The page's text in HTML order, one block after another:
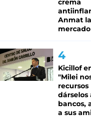
crema
Anmat
mercado
Kicillof
"Milei
recursos
dárselos
bancos,
a sus